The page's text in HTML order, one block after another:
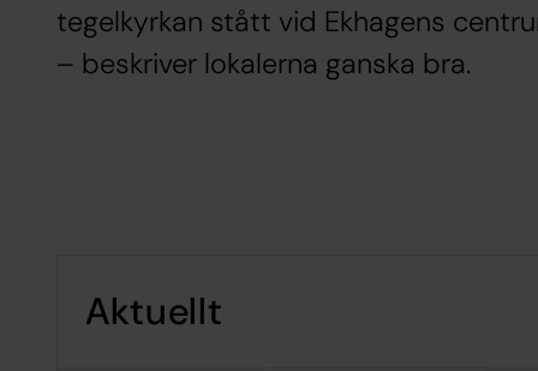
tegelkyrkan stått vid Ekhagens
– beskriver lokalerna ganska bra.
Aktuellt